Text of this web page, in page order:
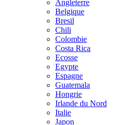
Angleterre
Belgique
Bresil
Chili
Colombie
Costa Rica
Ecosse
Egypte
Espagne
Guatemala
Hongrie
Irlande du Nord
Italie
Japon